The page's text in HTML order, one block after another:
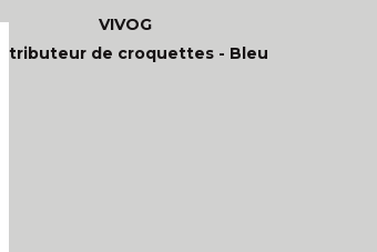
VIVOG
de croquettes - Bleu